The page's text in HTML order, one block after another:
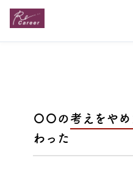
〇〇の考えをや
わった